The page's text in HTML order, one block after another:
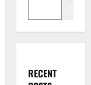
RECENT